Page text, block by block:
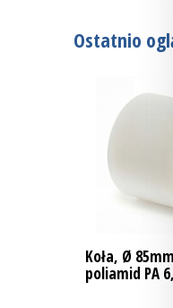
Ostatnio
Koła, Ø
poliamid PA